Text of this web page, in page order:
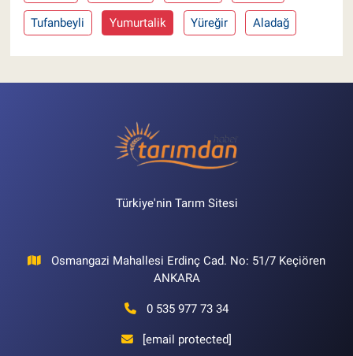
Tufanbeyli Yumurtalik Yüreğir Aladağ
Türkiye'nin Tarım Sitesi
Osmangazi Mahallesi Erdinç Cad. No: 51/7 Keçiören
ANKARA
0 535 977 73 34
[email protected]